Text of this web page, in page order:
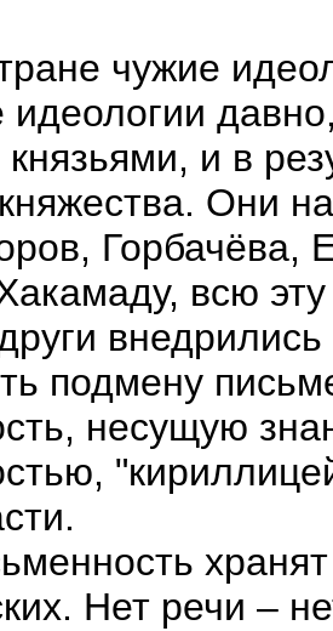
чужие
идеологии
и в
Они
Горбачёва,
всю
подмену
несущую
Нет речи –